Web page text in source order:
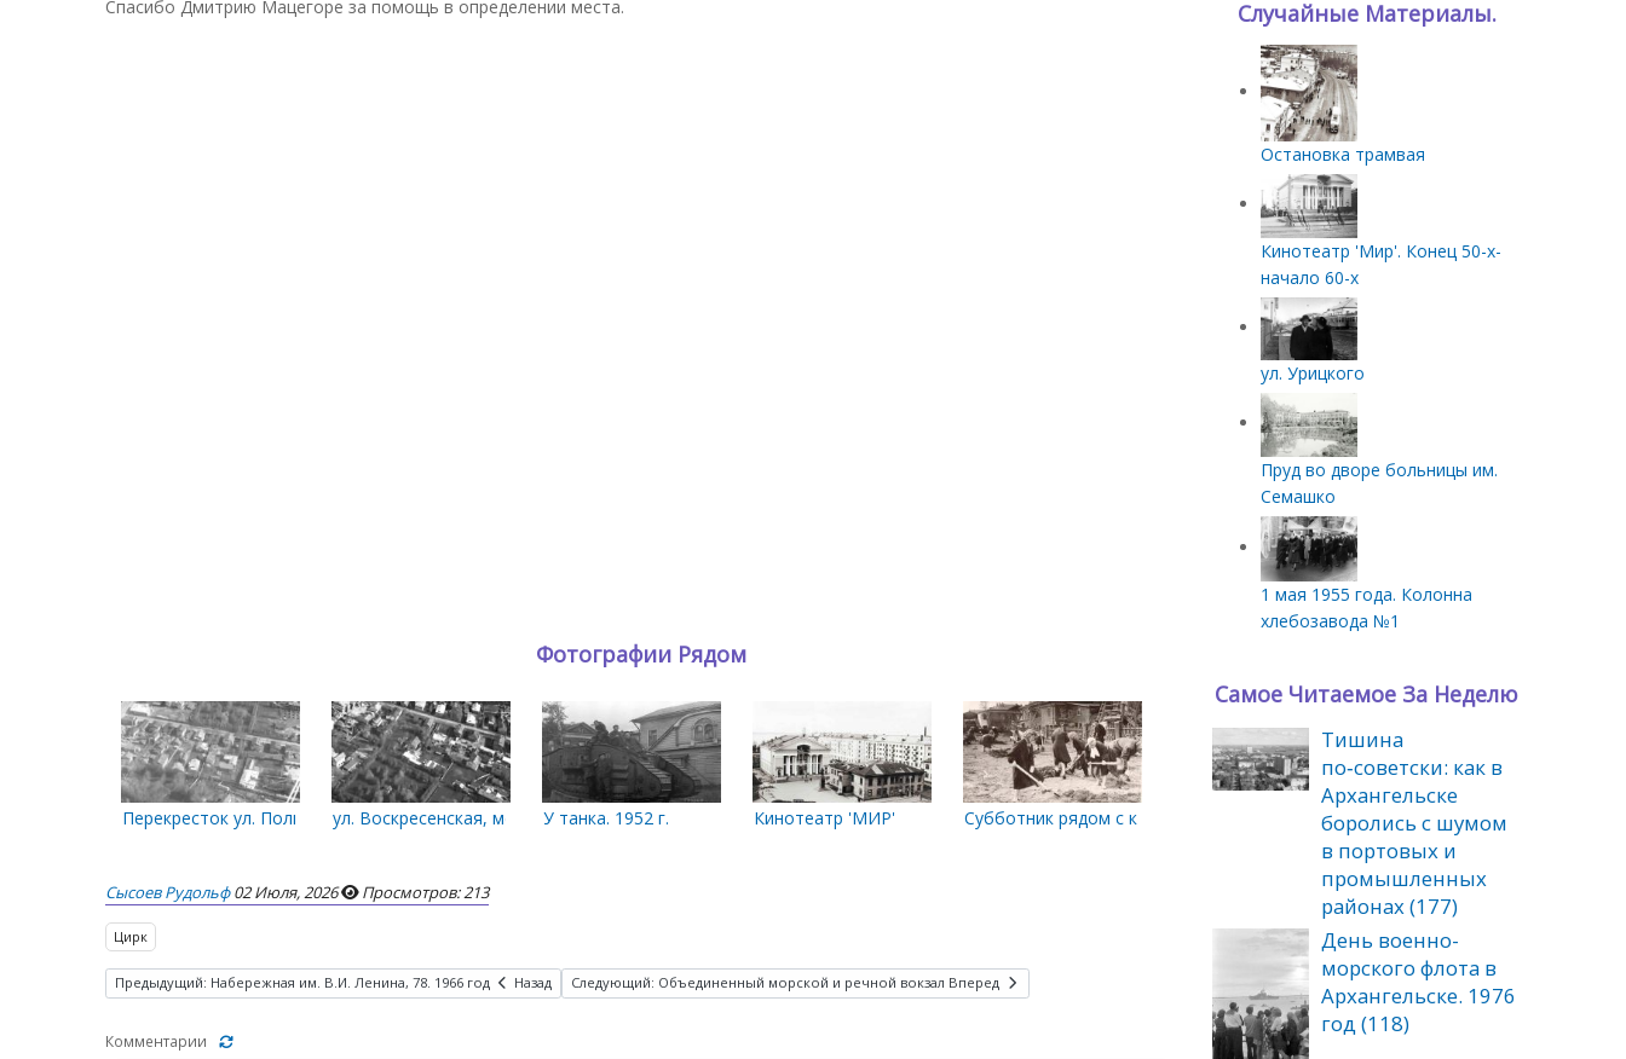
Спасибо Дмитрию Мацегоре за помощь в определении места.
Фотографии Рядом
Перекресток ул. Полицейской и пр. Петроградского
ул. Воскресенская, между Псковским и Петроградским проспектами
У танка. 1952 г. Кинотеатр 'МИР' Субботник рядом с краеведческим музеем. Май - июнь 1959 г.
Сысоев Рудольф 02 Июля, 2026 Просмотров: 213
Цирк
Предыдущий: Набережная им. В.И. Ленина, 78. 1966 год Назад Следующий: Объединенный морской и речной вокзал Вперед
Комментарии
Случайные Материалы.
Остановка трамвая
Кинотеатр 'Мир'. Конец 50-х-
начало 60-х
ул. Урицкого
Пруд во дворе больницы им.
Семашко
1 мая 1955 года. Колонна
хлебозавода №1
Самое Читаемое За Неделю
Тишина
по‑советски: как в
Архангельске
боролись с шумом
в портовых и
промышленных
районах (177)
День военно-
морского флота в
Архангельске. 1976
год (118)